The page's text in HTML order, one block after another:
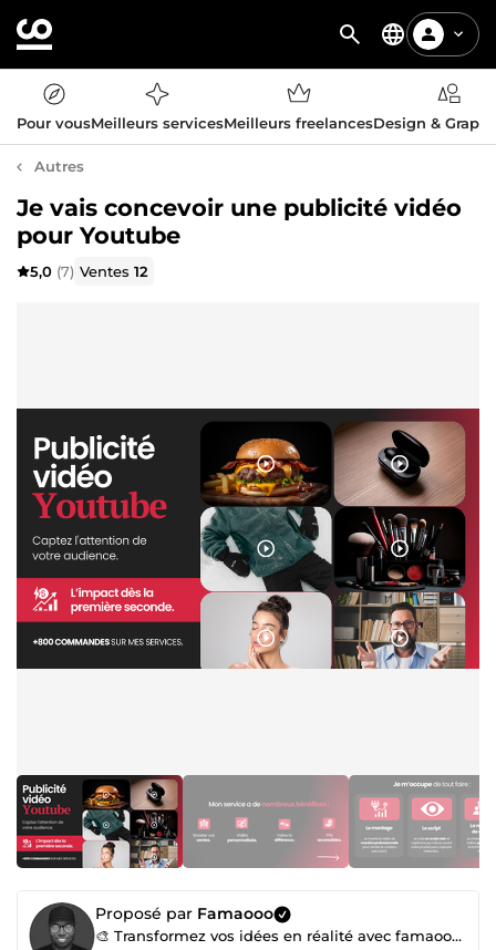
Pour vousMeilleurs servicesMeilleurs freelancesDesign &
Autres
Je vais concevoir une publicité vidéo
pour Youtube
5,0 (7) Ventes12
Proposé par Famaooo
🎨 Transformez vos idées en réalité avec famaooo – Votre expert en création digitale !